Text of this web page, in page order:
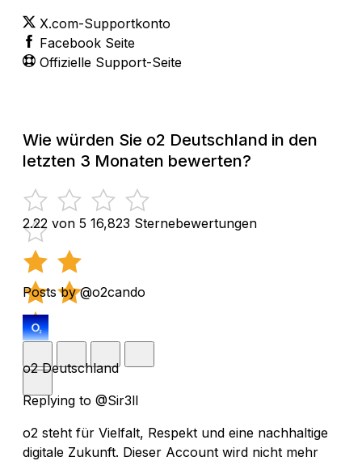
X.com-Supportkonto
Facebook Seite
Offizielle Support-Seite
Wie würden Sie o2 Deutschland in den
letzten 3 Monaten bewerten?
2.22 von 5 16,823 Sternebewertungen
Posts by @o2cando
o2 Deutschland
Replying to @Sir3ll
o2 steht für Vielfalt, Respekt und eine nachhaltige
digitale Zukunft. Dieser Account wird nicht mehr